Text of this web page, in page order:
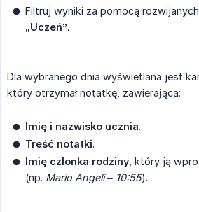
Filtruj wyniki za pomocą
„Uczeń”.
Dla wybranego dnia wyświetlana jest
który otrzymał notatkę, zawierająca:
Imię i nazwisko ucznia.
Treść notatki.
Imię członka rodziny , który ją
(np. Mario Angeli – 10:55).